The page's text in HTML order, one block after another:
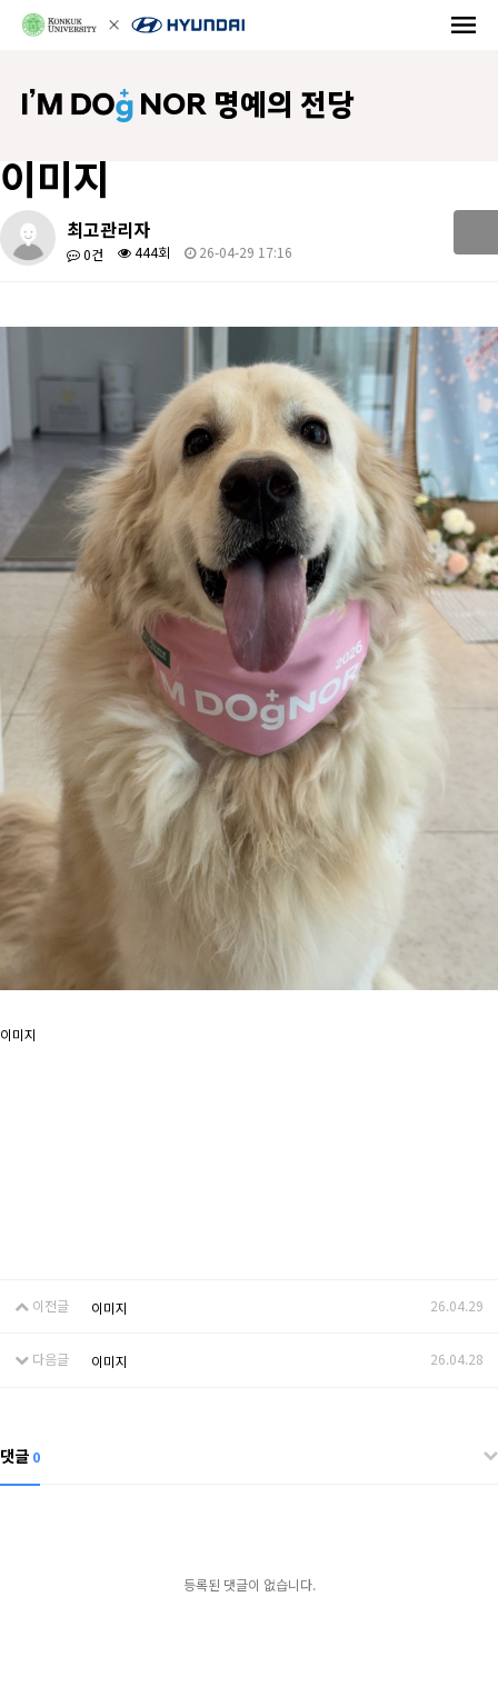
NOR 명예의 전당
이미지
최고관리자
0건 444회 26-04-29 17:16
이미지
이전글 이미지 26.04.29
다음글 이미지 26.04.28
댓글 0
등록된 댓글이 없습니다.